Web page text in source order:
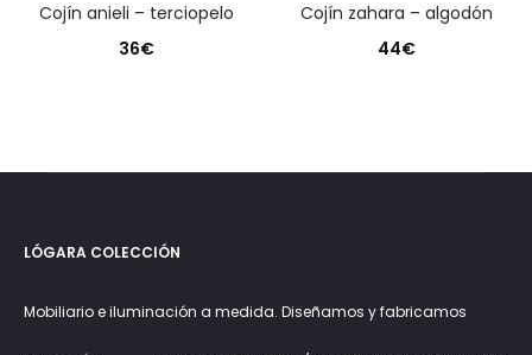
cojín anieli – terciopelo
36€
cojín zahara – algodón
44€
LÓGARA COLECCIÓN
Mobiliario e iluminación a medida. Diseñamos y fabricamos